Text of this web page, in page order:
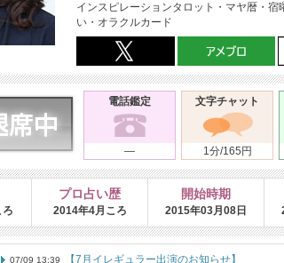
インスピレーションタロット・マヤ暦・宿
い・オラクルカード
電話鑑定
―
文字チャット
1分/165円
プロ占い歴
2014年4月ころ
開始時期
2015年03月08日
07/09 13:39 【7月イレギュラー出演のお知らせ】